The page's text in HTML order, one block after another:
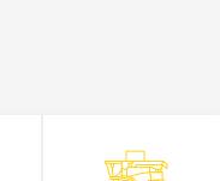
вашим